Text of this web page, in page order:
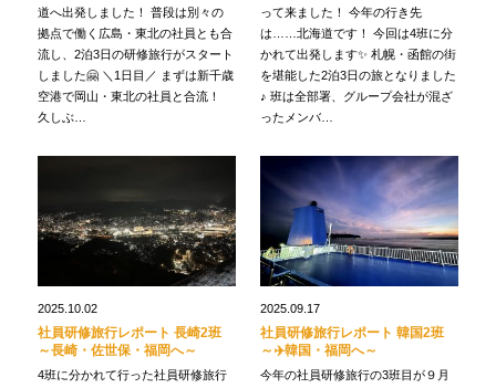
道へ出発しました！ 普段は別々の
拠点で働く広島・東北の社員とも合
流し、2泊3日の研修旅行がスタート
しました🤗 ＼1日目／ まずは新千歳
空港で岡山・東北の社員と合流！
久しぶ…
って来ました！ 今年の行き先
は……北海道です！ 今回は4班に分
かれて出発します✨ 札幌・函館の街
を堪能した2泊3日の旅となりました
♪ 班は全部署、グループ会社が混ざ
ったメンバ…
2025.10.02
社員研修旅行レポート 長崎2班
～長崎・佐世保・福岡へ～
4班に分かれて行った社員研修旅行
2025.09.17
社員研修旅行レポート 韓国2班
～✈️韓国・福岡へ～
今年の社員研修旅行の3班目が９月